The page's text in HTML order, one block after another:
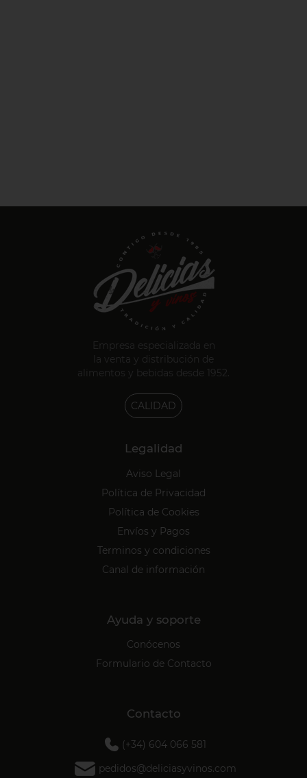
Empresa especializada en
la venta y distribución de
alimentos y bebidas desde 1952.
CALIDAD
Legalidad
Aviso Legal
Política de Privacidad
Política de Cookies
Envíos y Pagos
Terminos y condiciones
Canal de información
Ayuda y soporte
Conócenos
Formulario de Contacto
Contacto
(+34) 604 066 581
pedidos@deliciasyvinos.com